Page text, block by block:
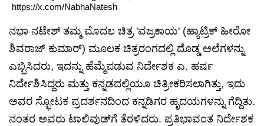
https://x.com/NabhaNatesh
ನಭಾ ನಟೇಶ್ ತಮ್ಮ ಮೊದಲ ಚಿತ್ರ 'ವಜ್ರಕಾಯ' (ಹ್ಯಾಟ್ರಿಕ್ ಹೀರೋ
ಶಿವರಾಜ್ ಕುಮಾರ್) ಮೂಲಕ ಚಿತ್ರರಂಗದಲ್ಲಿ ದೊಡ್ಡ ಅಲೆಗಳನ್ನು
ಎಬ್ಬಿಸಿದರು, ಇದನ್ನು ಹೆಮ್ಮೆಪಡುವ ನಿರ್ದೇಶಕ ಎ. ಹರ್ಷ
ನಿರ್ದೇಶಿಸಿದ್ದರು ಮತ್ತು ಕನ್ನಡದಲ್ಲಿಯೂ ಚಿತ್ರೀಕರಿಸಲಾಗಿತ್ತು, ಇದು
ಅವರ ಸ್ಫೋಟಕ ಪ್ರದರ್ಶನದಿಂದ ಕನ್ನಡಿಗರ ಹೃದಯಗಳನ್ನು ಗೆದ್ದಿತು.
ನಂತರ ಅವರು ಟಾಲಿವುಡ್‌ಗೆ ತೆರಳಿದರು. ಪ್ರತಿಭಾವಂತ ನಿರ್ದೇಶಕ